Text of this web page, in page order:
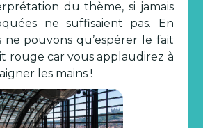
du thème, si jamais
ne suffisaient pas. En
ne pouvons qu’espérer le fait
rouge car vous applaudirez à
les mains !